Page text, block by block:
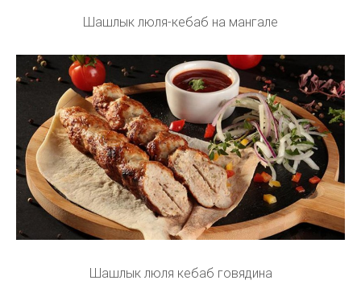
Шашлык люля-кебаб на мангале
Шашлык люля кебаб говядина